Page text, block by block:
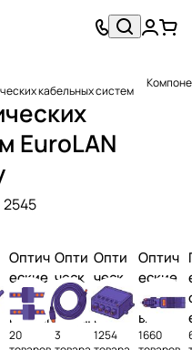
кабельных систем
EuroLAN
2545
Оптич
еские
конне
кторы
20
Опти
ческ
ие
муфт
ы
3
Опти
ческ
ие
патч-
корд
1254
Оптич
еские
шкаф
ы и
кросс
1660